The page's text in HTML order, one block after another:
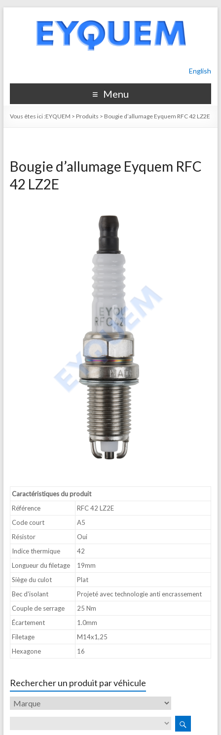
English
Menu
Vous êtes ici :EYQUEM > Produits > Bougie d’allumage Eyquem RFC 42 LZ2E
Bougie d’allumage Eyquem RFC
42 LZ2E
Caractéristiques du produit
Référence
RFC 42 LZ2E
Code court
A5
Résistor
Oui
Indice thermique
42
Longueur du filetage
19mm
Siège du culot
Plat
Bec d'isolant
Projeté avec technologie anti encrassement
Couple de serrage
25 Nm
Écartement
1.0mm
Filetage
M14x1,25
Hexagone
16
Rechercher un produit par véhicule